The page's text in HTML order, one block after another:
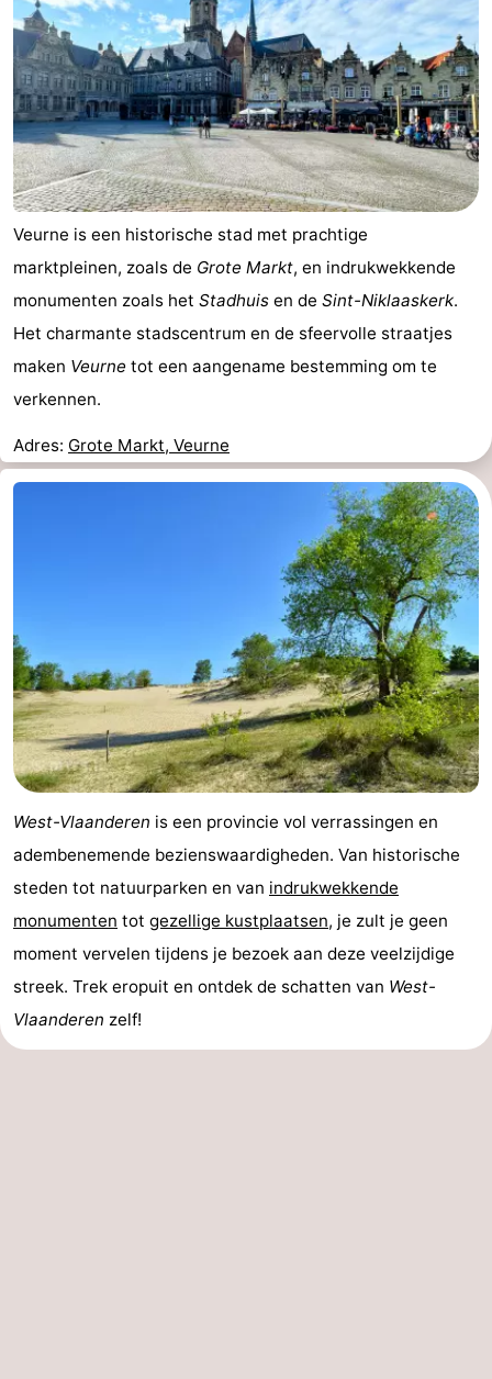
Veurne is een historische stad met prachtige
marktpleinen, zoals de Grote Markt, en indrukwekkende
monumenten zoals het Stadhuis en de Sint-Niklaaskerk.
Het charmante stadscentrum en de sfeervolle straatjes
maken Veurne tot een aangename bestemming om te
verkennen.
Adres: Grote Markt, Veurne
West-Vlaanderen is een provincie vol verrassingen en
adembenemende bezienswaardigheden. Van historische
steden tot natuurparken en van indrukwekkende
monumenten tot gezellige kustplaatsen, je zult je geen
moment vervelen tijdens je bezoek aan deze veelzijdige
streek. Trek eropuit en ontdek de schatten van West-
Vlaanderen zelf!